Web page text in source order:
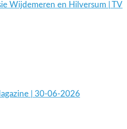
Wijdemeren en Hilversum | TV
| 30-06-2026